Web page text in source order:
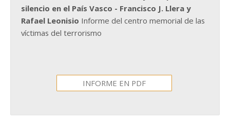
silencio en el País Vasco - Francisco J. Llera y
Rafael Leonisio Informe del centro memorial de las
víctimas del terrorismo
INFORME EN PDF